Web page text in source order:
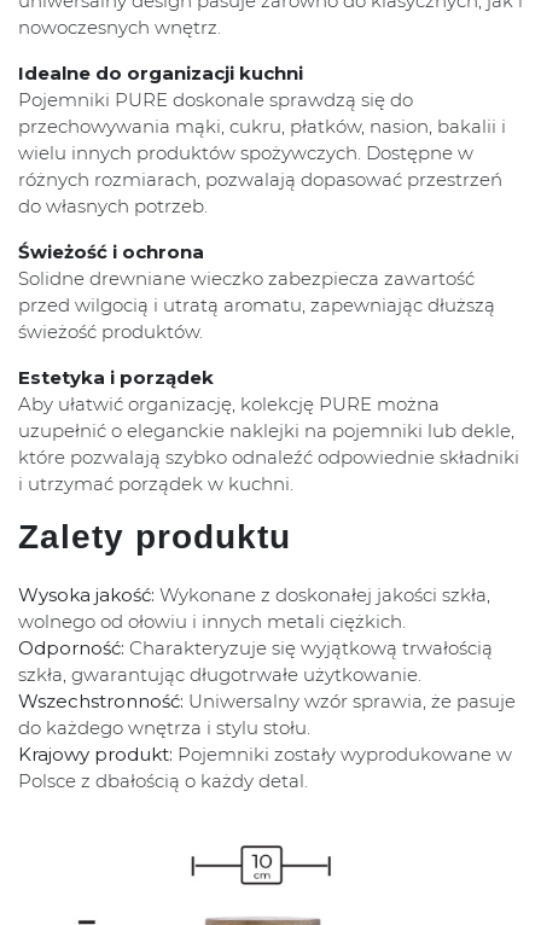
nowoczesnych wnętrz.
Idealne do organizacji kuchni
Pojemniki PURE doskonale sprawdzą się do
przechowywania mąki, cukru, płatków, nasion, bakalii i
wielu innych produktów spożywczych. Dostępne w
różnych rozmiarach, pozwalają dopasować przestrzeń
do własnych potrzeb.
Świeżość i ochrona
Solidne drewniane wieczko zabezpiecza zawartość
przed wilgocią i utratą aromatu, zapewniając dłuższą
świeżość produktów.
Estetyka i porządek
Aby ułatwić organizację, kolekcję PURE można
uzupełnić o eleganckie naklejki na pojemniki lub dekle,
które pozwalają szybko odnaleźć odpowiednie składniki
i utrzymać porządek w kuchni.
Zalety produktu
Wysoka jakość: Wykonane z doskonałej jakości szkła,
wolnego od ołowiu i innych metali ciężkich.
Odporność: Charakteryzuje się wyjątkową trwałością
szkła, gwarantując długotrwałe użytkowanie.
Wszechstronność: Uniwersalny wzór sprawia, że pasuje
do każdego wnętrza i stylu stołu.
Krajowy produkt: Pojemniki zostały wyprodukowane w
Polsce z dbałością o każdy detal.